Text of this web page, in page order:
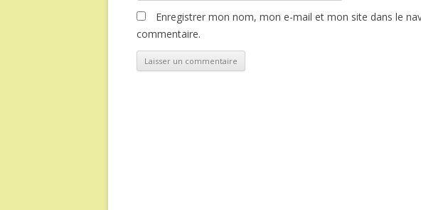
Enregistrer mon nom, mon e-mail et mon site dans le
commentaire.